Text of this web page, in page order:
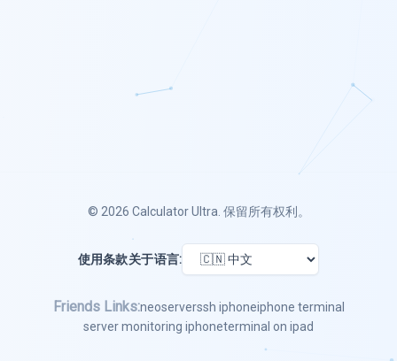
© 2026 Calculator Ultra . 保留所有权利。
使用条款关于语言:
Friends Links:neoserverssh iphoneiphone terminal
server monitoring iphoneterminal on ipad